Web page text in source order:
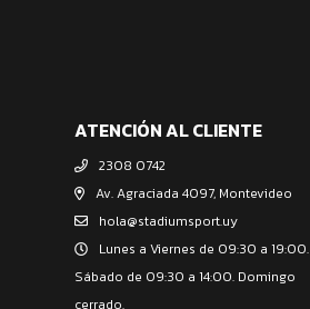
ATENCIÓN AL CLIENTE
2308 0742
Av. Agraciada 4097, Montevideo
hola@stadiumsport.uy
Lunes a Viernes de 09:30 a 19:00.
Sábado de 09:30 a 14:00. Domingo
cerrado.